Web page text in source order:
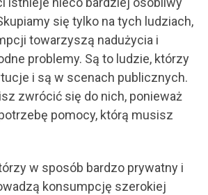
się tylko na tych ludziach,
towarzyszą nadużycia i
problemy. Są to ludzie, którzy
i są w scenach publicznych.
zwrócić się do nich, ponieważ
pomocy, którą musisz
w sposób bardzo prywatny i
konsumpcję szerokiej